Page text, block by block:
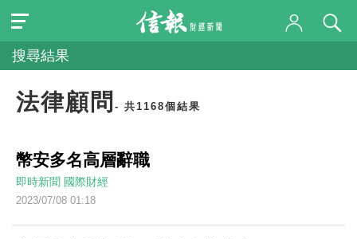
搜尋結果
法律顧問 - 共1168個結果
幣安多名高層辭職
即時新聞 國際財經
2023/07/08 01:18